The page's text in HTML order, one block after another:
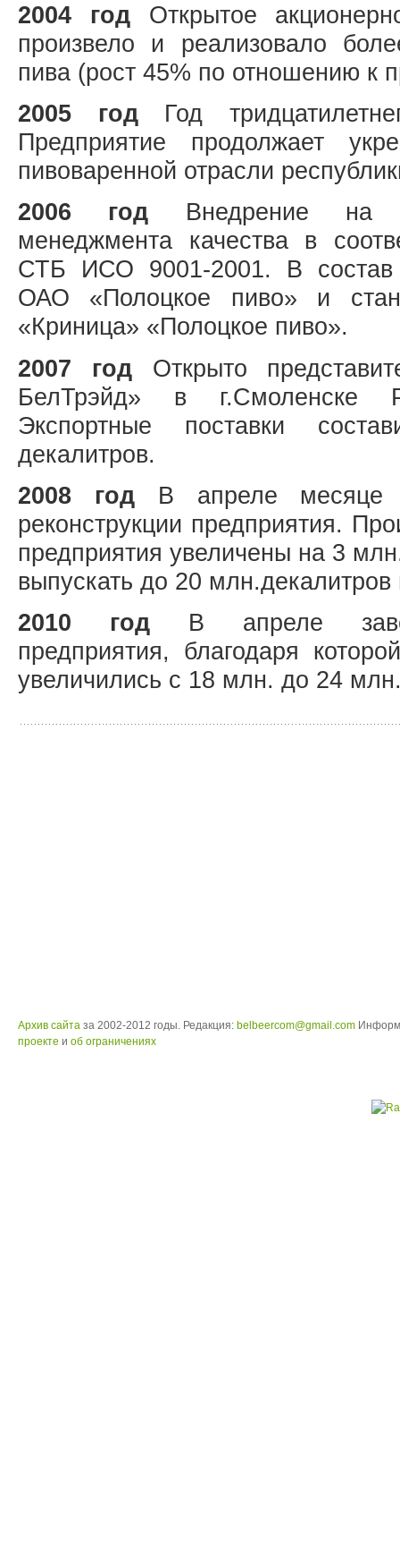
2004 годОткрытое
произвело и реализовало
пива (рост 45% по отношению к
2005 годГод
Предприятие продолжает
пивоваренной отрасли
2006 год Внедрение на
менеджмента качества в
СТБ ИСО 9001-2001. В
ОАО «Полоцкое пиво» и
«Криница» «Полоцкое пиво».
2007 годОткрыто
БелТрэйд» в г.Смоленске
Экспортные поставки
декалитров.
2008 годВ апреле месяце
реконструкции предприятия.
предприятия увеличены на 3
выпускать до 20 млн.декалитров
2010 год В апреле
предприятия, благодаря
увеличились с 18 млн. до 24
Архив сайта за 2002-2012 годы. Редакция: belbeercom@gmail.com
проекте и об ограничениях